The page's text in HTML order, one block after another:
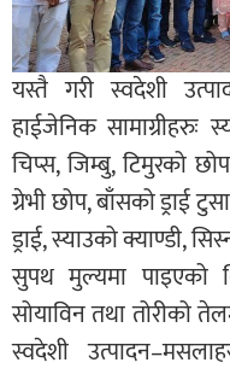
यस्तै गरी स्वदेशी
हाईजेनिक
चिप्स, जिम्बु, टिमुरको
ग्रेभी छोप, बाँसको ड्राई
ड्राई, स्याउको क्याण्डी,
सुपथ मुल्यमा पाइएको
सोयाविन तथा तोरीको
स्वदेशी